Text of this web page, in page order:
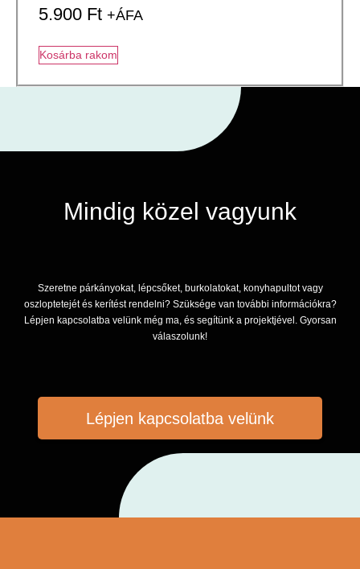
5.900 Ft +ÁFA
Kosárba rakom
Mindig közel vagyunk
Szeretne párkányokat, lépcsőket, burkolatokat, konyhapultot vagy
oszloptetejét és kerítést rendelni? Szüksége van további információkra?
Lépjen kapcsolatba velünk még ma, és segítünk a projektjével. Gyorsan
válaszolunk!
Lépjen kapcsolatba velünk